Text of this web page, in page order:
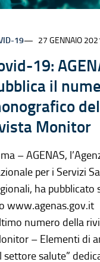
19 27 GENNAIO
19:
il
Monitor
– AGENAS,
per i Servizi
ha pubblicato
www.agenas.gov.it
numero della
– Elementi di
settore salute”